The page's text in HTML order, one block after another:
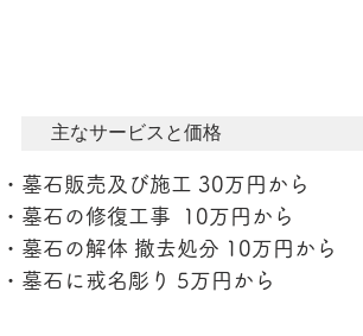
主なサービスと価格
・墓石販売及び施工 30万円から
・墓石の修復工事  10万円から
・墓石の解体 撤去処分 10万円から
・墓石に戒名彫り 5万円から